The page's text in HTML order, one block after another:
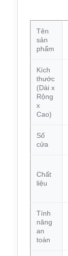
Tên
sản
phẩm
Kích
thước
(Dài x
Rộng
x
Cao)
Số
cửa
Chất
liệu
Tính
năng
an
toàn